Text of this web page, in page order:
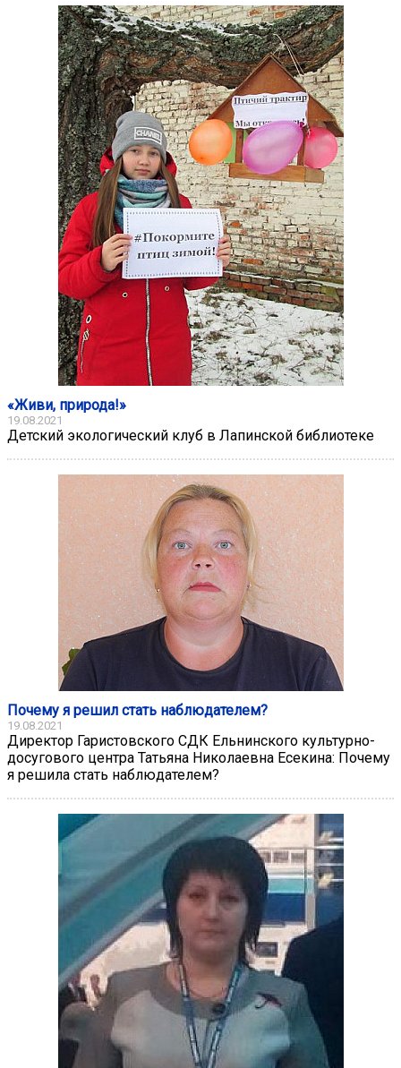
«Живи, природа!»
19.08.2021
Детский экологический клуб в Лапинской библиотеке
Почему я решил стать наблюдателем?
19.08.2021
Директор Гаристовского СДК Ельнинского культурно-
досугового центра Татьяна Николаевна Есекина: Почему
я решила стать наблюдателем?